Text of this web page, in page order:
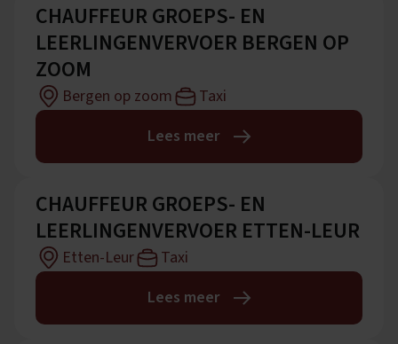
CHAUFFEUR GROEPS- EN
LEERLINGENVERVOER BERGEN OP
ZOOM
Bergen op zoom
Taxi
Lees meer
CHAUFFEUR GROEPS- EN
LEERLINGENVERVOER ETTEN-LEUR
Etten-Leur
Taxi
Lees meer